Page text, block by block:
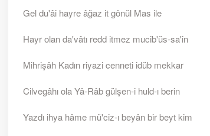
Gel du'âi hayre âğaz it gönül Mas ile
Hayr olan da'vâtı redd itmez mucib'üs-sa'in
Mihrişâh Kadın riyazi cenneti idüb mekkar
Cilvegâhı ola Yâ-Râb gülşen-i huld-ı berin
Yazdı ihya hâme mü'ciz-ı beyân bir beyt kim